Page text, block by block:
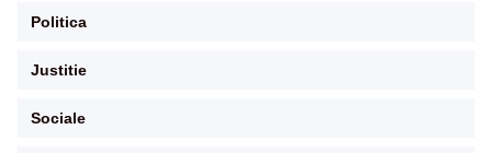
Politica
Justitie
Sociale